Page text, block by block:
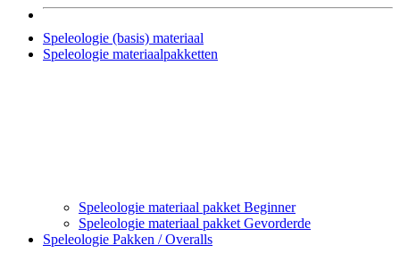
Speleologie (basis) materiaal
Speleologie materiaalpakketten
Speleologie materiaal pakket Beginner
Speleologie materiaal pakket Gevorderde
Speleologie Pakken / Overalls